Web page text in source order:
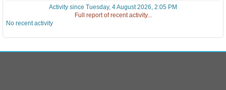
Activity since Tuesday, 4 August 2026, 2:05 PM
Full report of recent activity...
No recent activity